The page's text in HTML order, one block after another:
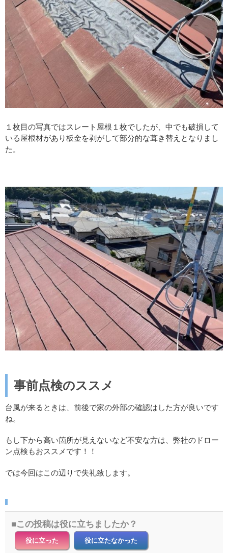
１枚目の写真ではスレート屋根１枚でしたが、中でも破損して
いる屋根材があり板金を剥がして部分的な葺き替えとなりまし
た。
事前点検のススメ
台風が来るときは、前後で家の外部の確認はした方が良いです
ね。
もし下から高い箇所が見えないなど不安な方は、弊社のドロー
ン点検もおススメです！！
では今回はこの辺りで失礼致します。
この投稿は役に立ちましたか？
役に立った 役に立たなかった